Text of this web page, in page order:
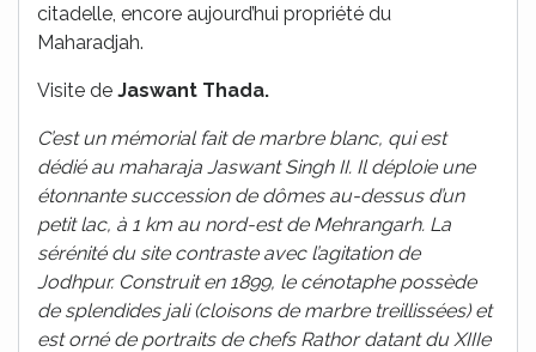
citadelle, encore aujourd’hui propriété du
Maharadjah.
Visite de Jaswant Thada.
C’est un mémorial fait de marbre blanc, qui est
dédié au maharaja Jaswant Singh II. Il déploie une
étonnante succession de dômes au-dessus d’un
petit lac, à 1 km au nord-est de Mehrangarh. La
sérénité du site contraste avec l’agitation de
Jodhpur. Construit en 1899, le cénotaphe possède
de splendides jali (cloisons de marbre treillissées) et
est orné de portraits de chefs Rathor datant du XIIIe